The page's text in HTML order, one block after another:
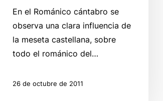
En el Románico cántabro se
observa una clara influencia de
la meseta castellana, sobre
todo el románico del…
26 de octubre de 2011